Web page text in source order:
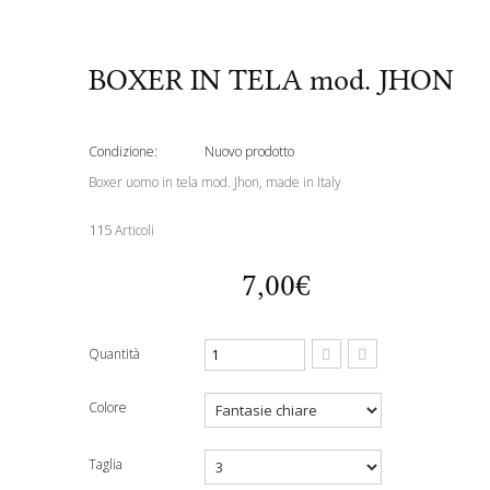
BOXER IN TELA mod. JHON
Condizione:
Nuovo prodotto
Boxer uomo in tela mod. Jhon, made in Italy
115Articoli
7,00€
Quantità
Colore
Taglia